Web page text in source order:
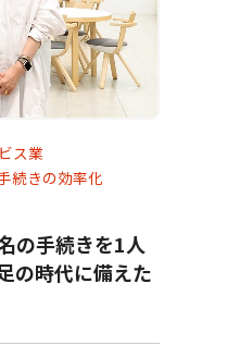
ス業
続きの効率化
の手続きを1人
の時代に備えた